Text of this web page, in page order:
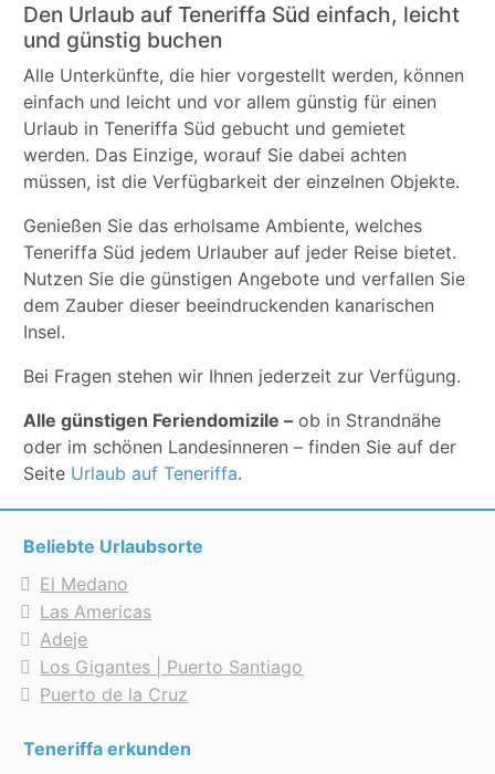
Den Urlaub auf Teneriffa Süd einfach, leicht
und günstig buchen
Alle Unterkünfte, die hier vorgestellt werden, können
einfach und leicht und vor allem günstig für einen
Urlaub in Teneriffa Süd gebucht und gemietet
werden. Das Einzige, worauf Sie dabei achten
müssen, ist die Verfügbarkeit der einzelnen Objekte.
Genießen Sie das erholsame Ambiente, welches
Teneriffa Süd jedem Urlauber auf jeder Reise bietet.
Nutzen Sie die günstigen Angebote und verfallen Sie
dem Zauber dieser beeindruckenden kanarischen
Insel.
Bei Fragen stehen wir Ihnen jederzeit zur Verfügung.
Alle günstigen Feriendomizile – ob in Strandnähe
oder im schönen Landesinneren – finden Sie auf der
Seite Urlaub auf Teneriffa.
Beliebte Urlaubsorte
El Medano
Las Americas
Adeje
Los Gigantes | Puerto Santiago
Puerto de la Cruz
Teneriffa erkunden